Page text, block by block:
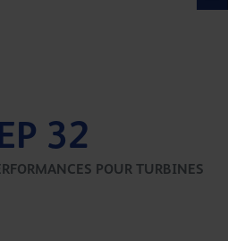
32
POUR TURBINES